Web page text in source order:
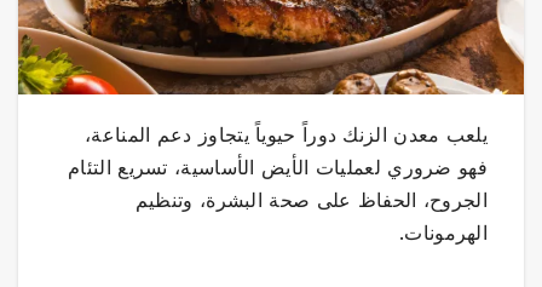
يلعب معدن الزنك دوراً حيوياً يتجاوز دعم المناعة،
فهو ضروري لعمليات الأيض الأساسية، تسريع التئام
الجروح، الحفاظ على صحة البشرة، وتنظيم
الهرمونات.